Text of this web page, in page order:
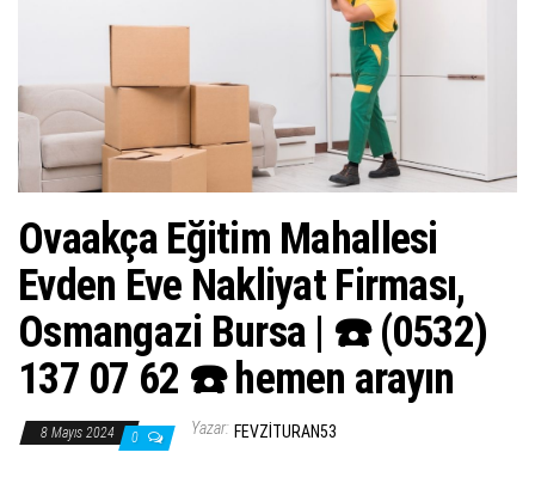
Ovaakça Eğitim Mahallesi
Evden Eve Nakliyat Firması,
Osmangazi Bursa | ☎️ (0532)
137 07 62 ☎️ hemen arayın
8 Mayıs 2024 0 Yazar: FEVZITURAN53